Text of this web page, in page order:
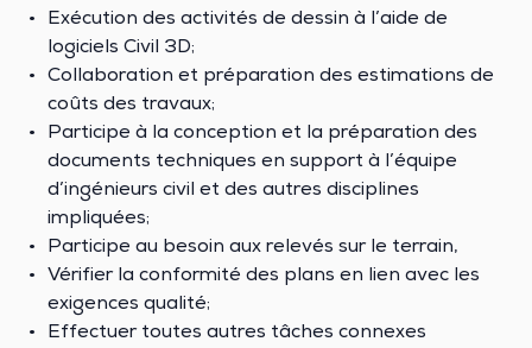
Exécution des activités de dessin à l’aide de
logiciels Civil 3D;
Collaboration et préparation des estimations de
coûts des travaux;
Participe à la conception et la préparation des
documents techniques en support à l’équipe
d’ingénieurs civil et des autres disciplines
impliquées;
Participe au besoin aux relevés sur le terrain,
Vérifier la conformité des plans en lien avec les
exigences qualité;
Effectuer toutes autres tâches connexes